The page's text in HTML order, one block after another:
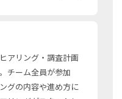
アリング・調査計画
チーム全員が参加
グの内容や進め方に